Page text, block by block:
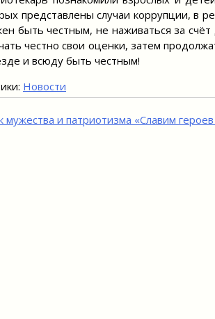
представлены случаи коррупции, в
быть честным, не наживаться за
честно свои оценки, затем
и всюду быть честным!
Новости
мужества и патриотизма «Славим